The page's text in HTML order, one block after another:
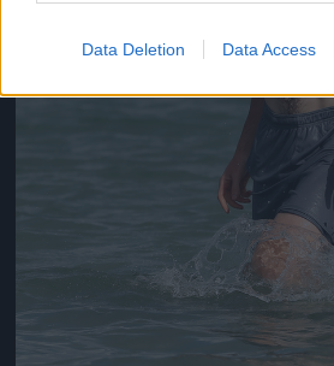
Data Deletion Data Access